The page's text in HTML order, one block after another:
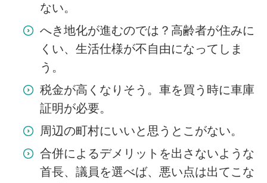
ない。
へき地化が進むのでは？高齢者が住みに
くい、生活仕様が不自由になってしま
う。
税金が高くなりそう。車を買う時に車庫
証明が必要。
周辺の町村にいいと思うとこがない。
合併によるデメリットを出さないような
首長、議員を選べば、悪い点は出てこな